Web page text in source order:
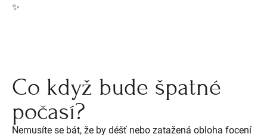
✨
Co když bude špatné
počasí?
Nemusíte se bát, že by déšť nebo zatažená obloha focení